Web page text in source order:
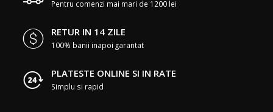
Pentru comenzi mai mari de 1200 lei
RETUR IN 14 ZILE
100% banii inapoi garantat
PLATESTE ONLINE SI IN RATE
Simplu si rapid